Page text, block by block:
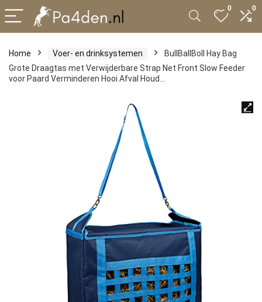
0 0
Home Voer- en drinksystemen
BullBallBoll Hay Bag
Grote Draagtas met Verwijderbare Strap Net Front Slow Feeder
voor Paard Verminderen Hooi Afval Houd…